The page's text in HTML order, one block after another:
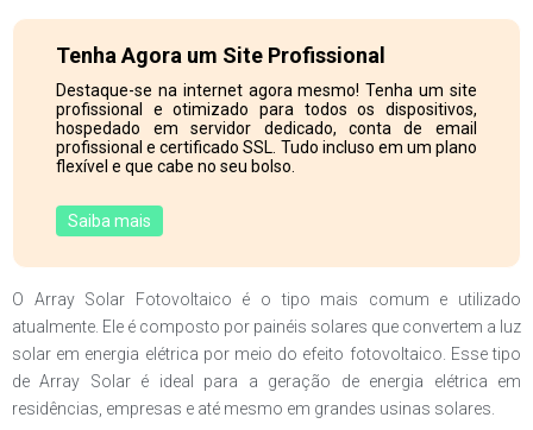
Tenha Agora um Site Profissional
Destaque-se na internet agora mesmo! Tenha um site
profissional e otimizado para todos os dispositivos,
hospedado em servidor dedicado, conta de email
profissional e certificado SSL. Tudo incluso em um plano
flexível e que cabe no seu bolso.
Saiba mais
O Array Solar Fotovoltaico é o tipo mais comum e utilizado
atualmente. Ele é composto por painéis solares que convertem a luz
solar em energia elétrica por meio do efeito fotovoltaico. Esse tipo
de Array Solar é ideal para a geração de energia elétrica em
residências, empresas e até mesmo em grandes usinas solares.